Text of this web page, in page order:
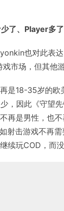
了、Player多
也对此表
市场，但其他
是18-35岁的欧
，因此《守望
再是男性，也
射击游戏不再
续玩COD，而